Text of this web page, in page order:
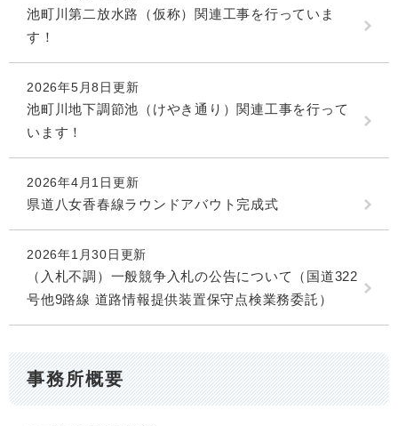
池町川第二放水路（仮称）関連工事を行っていま
す！
2026年5月8日更新
池町川地下調節池（けやき通り）関連工事を行って
います！
2026年4月1日更新
県道八女香春線ラウンドアバウト完成式
2026年1月30日更新
（入札不調）一般競争入札の公告について（国道322
号他9路線 道路情報提供装置保守点検業務委託）
事務所概要